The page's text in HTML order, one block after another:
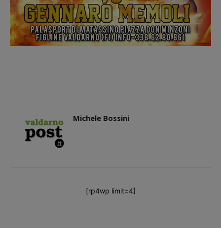
Michele Bossini
[rp4wp limit=4]